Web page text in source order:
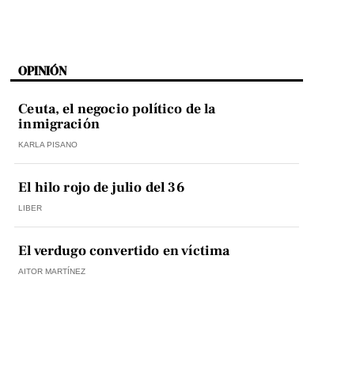
OPINIÓN
Ceuta, el negocio político de la
inmigración
KARLA PISANO
El hilo rojo de julio del 36
LIBER
El verdugo convertido en víctima
AITOR MARTÍNEZ